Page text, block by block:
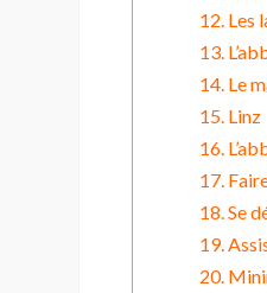
12. Les
13.
14. Le
15. Linz
16.
17.
18. Se
19.
20.